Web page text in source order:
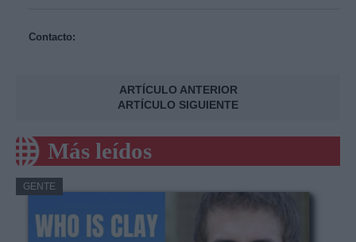
Contacto:
ARTÍCULO ANTERIOR
ARTÍCULO SIGUIENTE
Más leídos
GENTE